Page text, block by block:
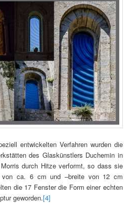
entwickelten Verfahren wurden die
des Glaskünstlers Duchemin in
durch Hitze verformt, so dass sie
von ca. 6 cm und –breite von 12 cm
die 17 Fenster die Form einer echten
geworden.[4]